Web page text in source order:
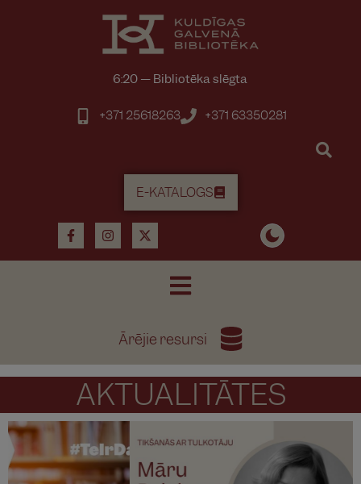
6:20 — Bibliotēka slēgta
+371 25618263 +371 63350281
E-KATALOGS
Ārējie resursi
AKTUALITĀTES